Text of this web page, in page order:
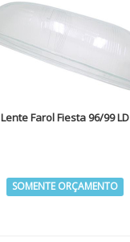
Lente Farol Fiesta 96/99 LD
SOMENTE ORÇAMENTO